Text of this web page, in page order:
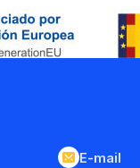
E-mail